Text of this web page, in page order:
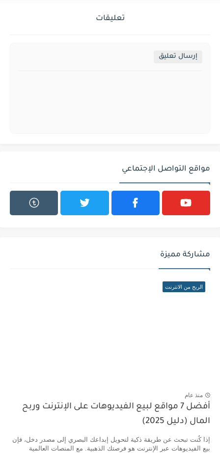
تعليقات
إرسال تعليق
مواقع التواصل الإجتماعي
مشاركة مميزة
الربح من الانترنت
منذ عام
أفضل 7 مواقع لبيع الفيديوهات على الإنترنت وربح
المال (دليل 2025)
إذا كُنت تبحث عن طريقة ذكية لتحويل إبداعك البصري إلى مصدر دخل، فإن
بيع الفيديوهات عبر الإنترنت هو فرصتك الذهبية. مع المنصات العالمية